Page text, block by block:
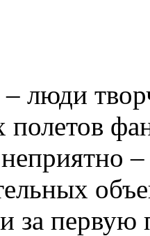
люди
полетов
за первую